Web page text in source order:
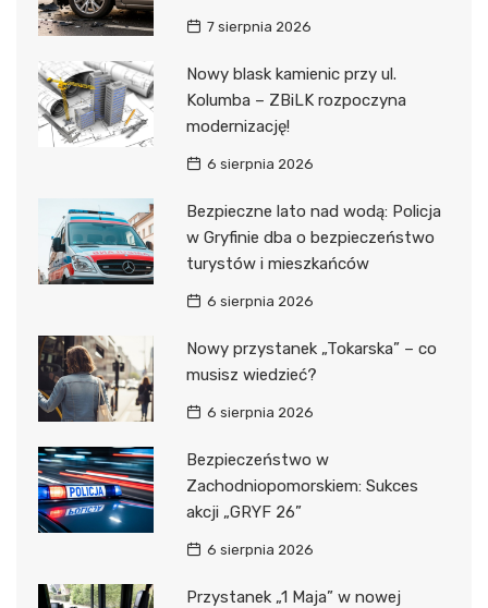
7 sierpnia 2026
Nowy blask kamienic przy ul.
Kolumba – ZBiLK rozpoczyna
modernizację!
6 sierpnia 2026
Bezpieczne lato nad wodą: Policja
w Gryfinie dba o bezpieczeństwo
turystów i mieszkańców
6 sierpnia 2026
Nowy przystanek „Tokarska” – co
musisz wiedzieć?
6 sierpnia 2026
Bezpieczeństwo w
Zachodniopomorskiem: Sukces
akcji „GRYF 26”
6 sierpnia 2026
Przystanek „1 Maja” w nowej